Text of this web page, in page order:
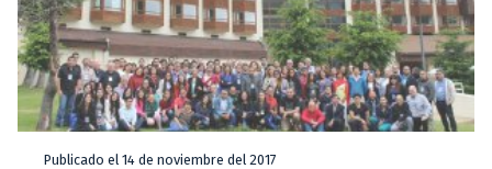
Publicado el 14 de noviembre del 2017